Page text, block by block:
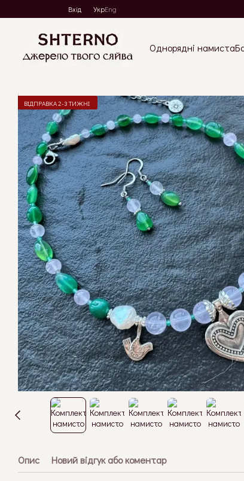
Перейти до основного контенту
Вхід УкрEng
Однорядні намиста
ВІДПРАВКА 2-3 ТИЖНІ
Опис Новий відгук або коментар